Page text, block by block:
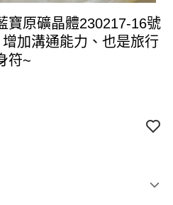
寶原礦晶體230217-16號
加溝通能力、也是旅行
符~